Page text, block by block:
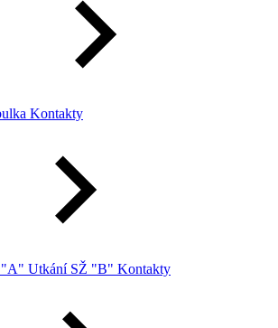
Kontakty
"A" Utkání SŽ "B" Kontakty